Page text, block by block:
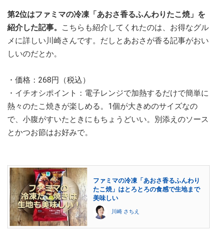
第2位はファミマの冷凍「あおさ香るふんわりたこ焼」を
紹介した記事。
こちらも紹介してくれたのは、お得なグル
メに詳しい川崎さんです。だしとあおさが香る記事がおい
しいのだとか。
・価格：268円（税込）
・イチオシポイント：電子レンジで加熱するだけで簡単に
熱々のたこ焼きが楽しめる。1個が大きめのサイズなの
で、小腹がすいたときにもちょうどいい。別添えのソース
とかつお節はお好みで。
ファミマの冷凍「あおさ香るふんわり
たこ焼」はとろとろの食感で生地まで
美味しい
川崎 さちえ